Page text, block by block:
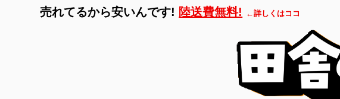
売れてるから安いんです! 陸送費無料! ←詳しくはココ